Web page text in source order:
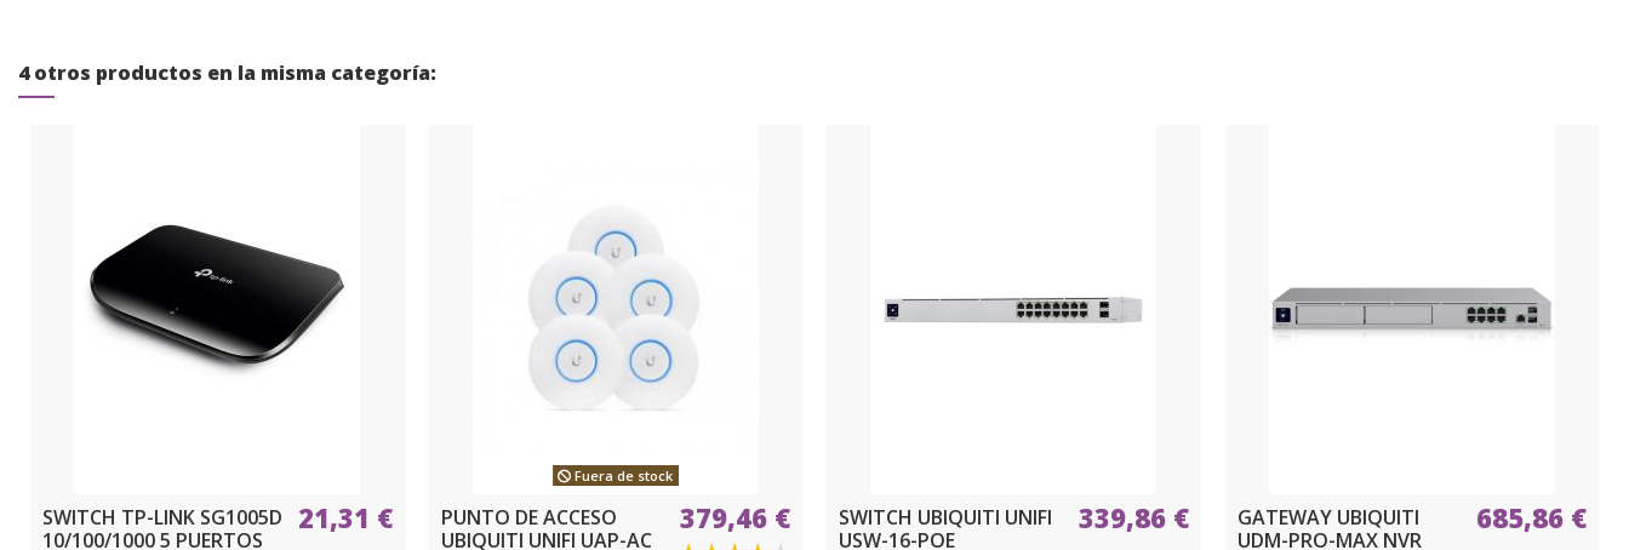
4 otros productos en la misma categoría:
SWITCH TP-LINK SG1005D
10/100/1000 5 PUERTOS
21,31 €
Fuera de stock
PUNTO DE ACCESO
UBIQUITI UNIFI UAP-AC
379,46 €
SWITCH UBIQUITI UNIFI
USW-16-POE
339,86 €
GATEWAY UBIQUITI
UDM-PRO-MAX NVR
685,86 €